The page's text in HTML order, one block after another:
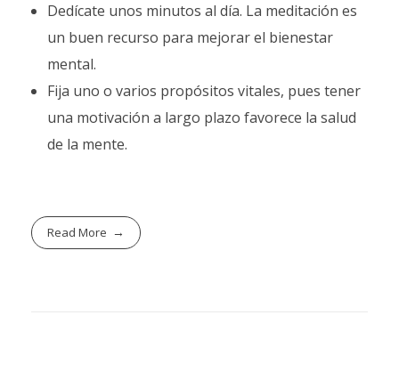
Dedícate unos minutos al día. La meditación es
un buen recurso para mejorar el bienestar
mental.
Fija uno o varios propósitos vitales, pues tener
una motivación a largo plazo favorece la salud
de la mente.
Read More